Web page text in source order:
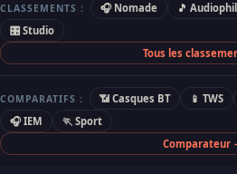
CLASSEMENTS : 🎧 Nomade 🎵
🎛 Studio
Tous les
COMPARATIFS : 📶 Casques BT 📱 TWS
🎧 IEM
🏃 Sport
Comparateur